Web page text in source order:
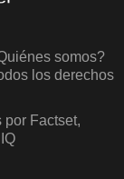
somos?
los derechos
por Factset,